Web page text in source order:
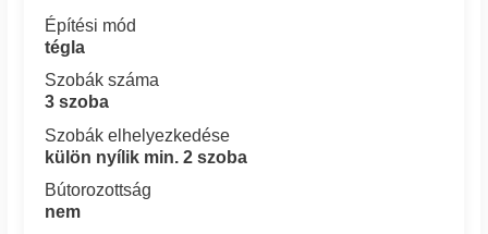
Építési mód
tégla
Szobák száma
3 szoba
Szobák elhelyezkedése
külön nyílik min. 2 szoba
Bútorozottság
nem